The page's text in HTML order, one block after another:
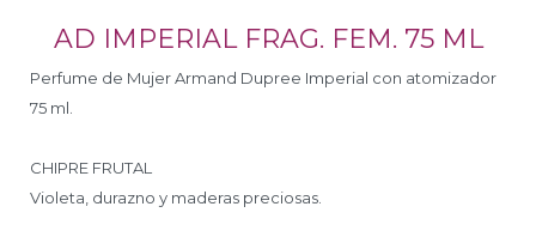
AD IMPERIAL FRAG. FEM. 75 ML
Perfume de Mujer Armand Dupree Imperial con atomizador
75 ml.
CHIPRE FRUTAL
Violeta, durazno y maderas preciosas.